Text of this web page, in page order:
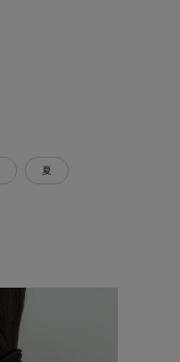
夏